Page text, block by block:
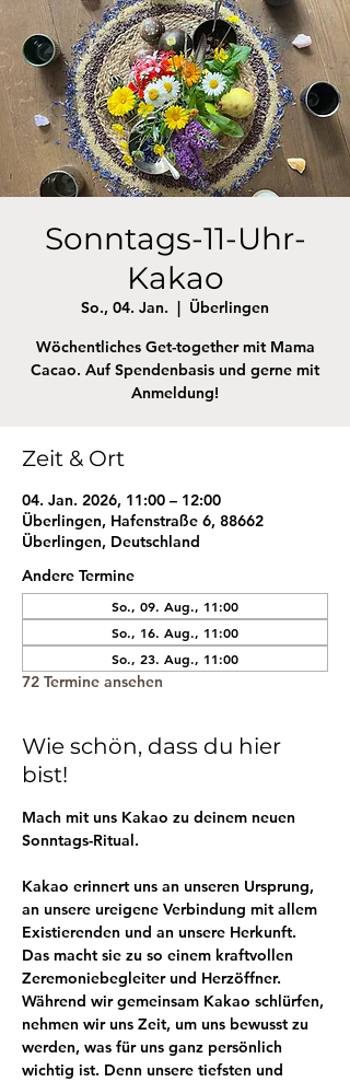
Sonntags-11-Uhr-
Kakao
So., 04. Jan.
  |
Überlingen
Wöchentliches Get-together mit Mama
Cacao. Auf Spendenbasis und gerne mit
Anmeldung!
Zeit & Ort
04. Jan. 2026, 11:00 – 12:00
Überlingen, Hafenstraße 6, 88662
Überlingen, Deutschland
Andere Termine
So., 09. Aug., 11:00
So., 16. Aug., 11:00
So., 23. Aug., 11:00
72 Termine ansehen
Wie schön, dass du hier
bist!
Mach mit uns Kakao zu deinem neuen
Sonntags-Ritual.
Kakao erinnert uns an unseren Ursprung,
an unsere ureigene Verbindung mit allem
Existierenden und an unsere Herkunft.
Das macht sie zu so einem kraftvollen
Zeremoniebegleiter und Herzöffner.
Während wir gemeinsam Kakao schlürfen,
nehmen wir uns Zeit, um uns bewusst zu
werden, was für uns ganz persönlich
wichtig ist. Denn unsere tiefsten und